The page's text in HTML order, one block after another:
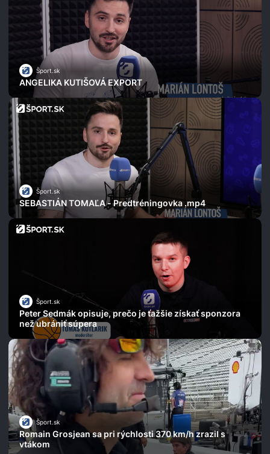
Šport.sk
ANGELIKA KUTIŠOVÁ EXPORT
Šport.sk
SEBASTIÁN TOMAĽA - Predtréningovka .mp4
Šport.sk
Peter Sedmák opisuje, prečo je ťažšie získať sponzora
než ubrániť súpera
Šport.sk
Romain Grosjean sa pri rýchlosti 370 km/h zrazil s
vtákom